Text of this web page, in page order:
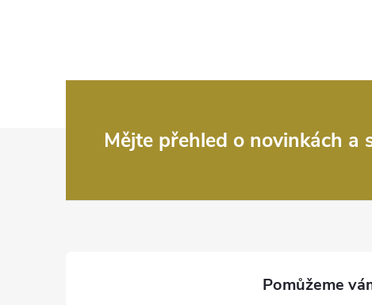
Mějte přehled o novinkách a